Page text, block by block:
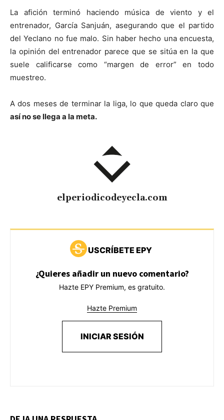
La afición terminó haciendo música de viento y el
entrenador, García Sanjuán, asegurando que el partido
del Yeclano no fue malo. Sin haber hecho una encuesta,
la opinión del entrenador parece que se sitúa en la que
suele calificarse como “margen de error” en todo
muestreo.
A dos meses de terminar la liga, lo que queda claro que
así no se llega a la meta.
elperiodicodeyecla.com
USCRÍBETE EPY
¿Quieres añadir un nuevo comentario?
Hazte EPY Premium, es gratuito.
Hazte Premium
INICIAR SESIÓN